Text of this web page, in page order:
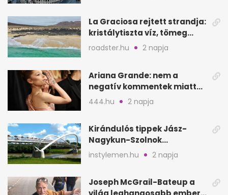
La Graciosa rejtett strandja:
kristálytiszta víz, tömeg
nélkül
roadster.hu 2 napja
Ariana Grande: nem a
negatív kommentek miatt
vonul vissza
444.hu 2 napja
Kirándulós tippek Jász-
Nagykun-Szolnok
megyében: 6 kihagyhatatlan
hely
instylemen.hu 2 napja
Joseph McGrail-Bateup a